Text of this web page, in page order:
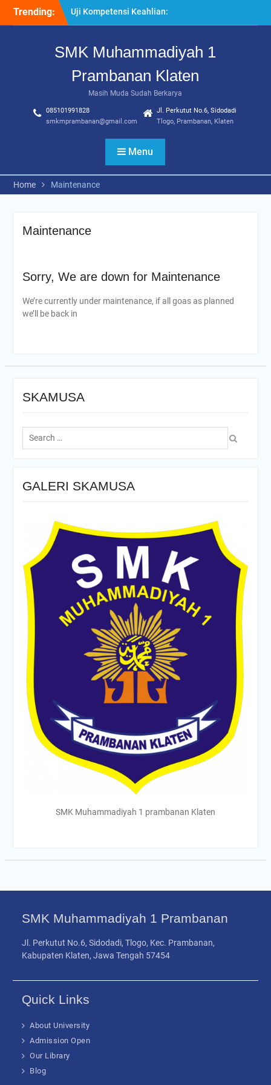
Trending:
Uji Kompetensi Keahlian:
Sinergi SMK Bersama LSP
Kompeten dan Siap Kerja
Sebagai Momentum
205 Murid Baru Ikuti Fortasi
dan MPLS, SMK
Muhammadiyah 1
Prambanan Klaten Perkuat
Komitmen Sekolah Ramah
Anak
SMK Muhammadiyah 1
Prambanan Klaten
Masih Muda Sudah Berkarya
085101991828
smkmprambanan@gmail.com
Jl. Perkutut No.6, Sidodadi
Tlogo, Prambanan, Klaten
Menu
Home Maintenance
Maintenance
Sorry, We are down for Maintenance
We’re currently under maintenance, if all goas as planned
we’ll be back in
SKAMUSA
Search
for:
GALERI SKAMUSA
SMK Muhammadiyah 1 prambanan Klaten
SMK Muhammadiyah 1 Prambanan
Jl. Perkutut No.6, Sidodadi, Tlogo, Kec. Prambanan,
Kabupaten Klaten, Jawa Tengah 57454
Quick Links
About University
Admission Open
Our Library
Blog